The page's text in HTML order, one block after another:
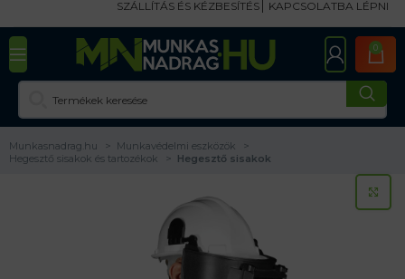
SZÁLLÍTÁS ÉS KÉZBESÍTÉS KAPCSOLATBA LÉPNI
0
Munkasnadrag.hu
Munkavédelmi eszközök
Hegesztő sisakok és tartozékok
Hegesztő sisakok